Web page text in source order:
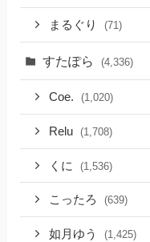
まるぐり (71)
すたぽら (4,336)
Coe. (1,020)
Relu (1,708)
くに (1,536)
こったろ (639)
如月ゆう (1,425)